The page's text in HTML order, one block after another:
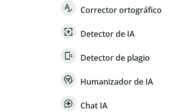
Corrector ortográfico
Detector de IA
Detector de plagio
Humanizador de IA
Chat IA